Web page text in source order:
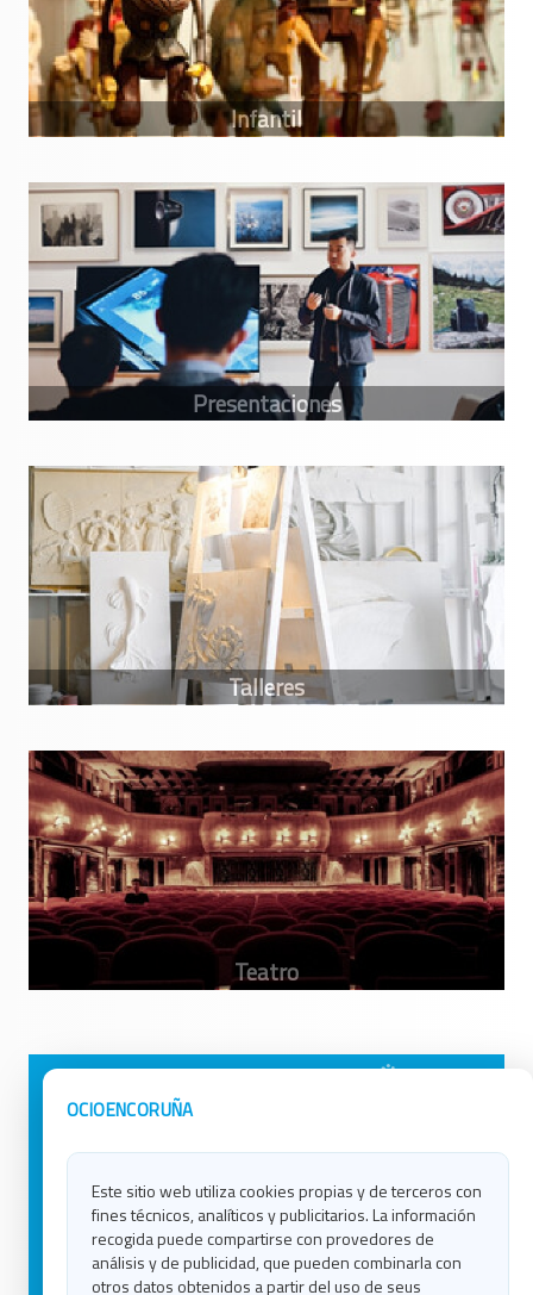
OCIOENCORUÑA
Este sitio web utiliza cookies propias y de terceros con
fines técnicos, analíticos y publicitarios. La información
recogida puede compartirse con provedores de
análisis y de publicidad, que pueden combinarla con
otros datos obtenidos a partir del uso de seus
Avisos Legales
Contacto
Política de Cookies
Ocio en Lugo
Ocio en Ourense
Ocio en Pontevedra
Ocio en Santiago